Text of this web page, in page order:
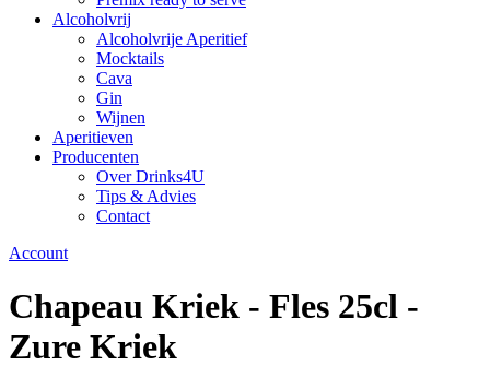
Alcoholvrij
Alcoholvrije Aperitief
Mocktails
Cava
Gin
Wijnen
Aperitieven
Producenten
Over Drinks4U
Tips & Advies
Contact
Account
Chapeau Kriek - Fles 25cl -
Zure Kriek